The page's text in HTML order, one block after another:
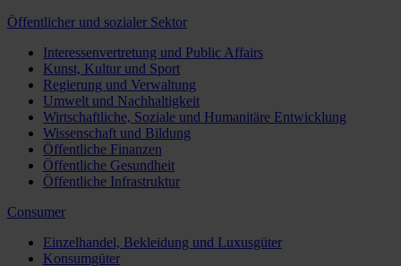
Öffentlicher und sozialer Sektor
Interessenvertretung und Public Affairs
Kunst, Kultur und Sport
Regierung und Verwaltung
Umwelt und Nachhaltigkeit
Wirtschaftliche, Soziale und Humanitäre Entwicklung
Wissenschaft und Bildung
Öffentliche Finanzen
Öffentliche Gesundheit
Öffentliche Infrastruktur
Consumer
Einzelhandel, Bekleidung und Luxusgüter
Konsumgüter